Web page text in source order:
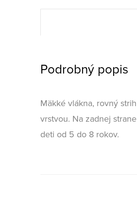
Podrobný popis
Mäkké vlákna, rovný
vrstvou. Na zadnej
deti od 5 do 8 rokov.